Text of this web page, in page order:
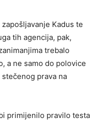
Kadus te
tih agencija, pak,
trebalo
a ne samo do polovice
prava na
primijenilo pravilo testa